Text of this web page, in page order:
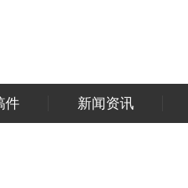
件 新闻资讯